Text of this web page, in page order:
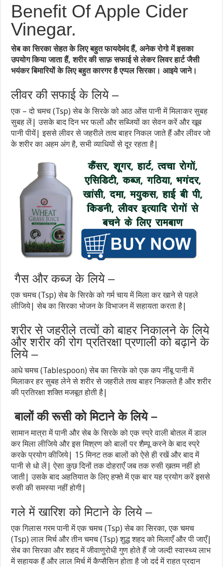
Benefit Of Apple Cider
Vinegar.
सेब का सिरका सेहत के लिए बहुत फायदेमंद हैं, अनेक रोगो में इसका
उपयोग किया जाता हैं, शरीर की साफ़ सफाई से लेकर लिवर हार्ट जैसी
भयंकर बिमारियों के लिए बहुत कारगर है एप्पल सिरका। आइये जाने।
लीवर की सफाई के लिये –
एक – दो चमच (Tsp) सेब के सिरके को आठ ओंस पानी में मिलाकर सुबह
सुबह लें| उसके बाद दिन भर फलों और सब्जियों का सेवन करें और खूब
पानी पीयें| इससे लीवर से जहरीले तत्व बाहर निकल जाते हैं और लीवर जो
के शरीर का अहम अंग है, सभी व्याधियों से दूर रहता है|
गैस और कब्ज के लिये –
एक चमच (Tsp) सेब के सिरके को गर्म चाय में मिला कर खाने से पहले
लीजिये| सेब का सिरका भोजन के विभाजन में सहायता करता है|
शरीर से जहरीले तत्वों को बाहर निकालने के लिये
और शरीर की रोग प्रतिरक्षा प्रणाली को बढ़ाने के
लिये –
आधे चमच (Tablespoon) सेब का सिरके को एक कप नींबू पानी में
मिलाकर हर सुबह लेने से शरीर से जहरीले तत्व बाहर निकलते है और शरीर
की प्रतिरक्षा शक्ति मजबूत होती है|
बालों की रूसी को मिटाने के लिये –
सामान मात्रा में पानी और सेब के सिरके को एक स्प्रे वाली बोतल में डाल
कर मिला लीजिये और इस मिश्रण को बालों पर शैम्पू करने के बाद स्प्रे
करके प्रयोग कीजिये| 15 मिनट तक बालों को ऐसे ही रखें और बाद में
पानी से धो लें| ऐसा कुछ दिनों तक दोहराएँ जब तक रुसी ख़तम नहीं हो
जाती| उसके बाद अहतियात के लिए हफ्ते में एक बार यह प्रयोग करें इससे
रुसी की समस्या नहीं होगी|
गले में खारिश को मिटाने के लिये –
एक गिलास गरम पानी में एक चमच (Tsp) सेब का सिरका, एक चमच
(Tsp) लाल मिर्च और तीन चमच (Tsp) शुद्ध शहद को मिलाएँ और पी जाएँ|
सेब का सिरका और शहद में जीवाणुरोधी गुण होते हैं जो जल्दी स्वास्थ्य लाभ
में सहायक हैं और लाल मिर्च में कैप्सैसिन होता है जो दर्द में राहत प्रदान